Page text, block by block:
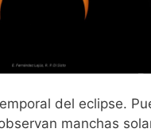
del eclipse.
manchas